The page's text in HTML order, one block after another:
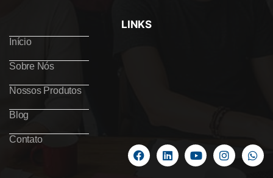
LINKS
Início
Sobre Nós
Nossos Produtos
Blog
Contato